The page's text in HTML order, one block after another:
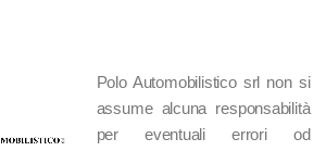
Polo Automobilistico srl non si
assume alcuna responsabilità
per eventuali errori od